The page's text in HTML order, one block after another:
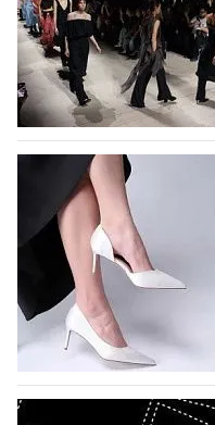
На участие в
подано 1047 заявок
На участие в седьмой
которая пройдет в
по 1 октября, уже
половину из них (494)
коллекции которых
07.08.2026 620
BALLINA